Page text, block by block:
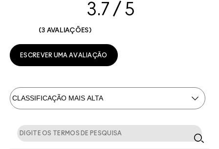
3.7
3 AVALIAÇÕES
ESCREVER UMA AVALIAÇÃO